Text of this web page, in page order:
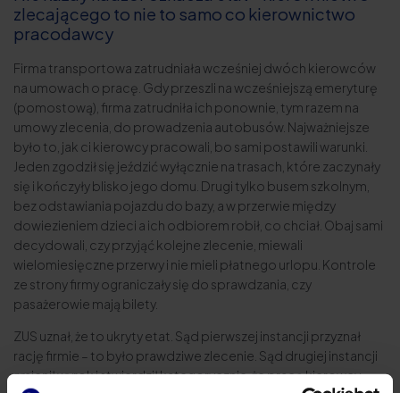
zlecającego to nie to samo co kierownictwo
pracodawcy
Firma transportowa zatrudniała wcześniej dwóch kierowców
na umowach o pracę. Gdy przeszli na wcześniejszą emeryturę
(pomostową), firma zatrudniła ich ponownie, tym razem na
umowy zlecenia, do prowadzenia autobusów. Najważniejsze
było to, jak ci kierowcy pracowali, bo sami postawili warunki.
Jeden zgodził się jeździć wyłącznie na trasach, które zaczynały
się i kończyły blisko jego domu. Drugi tylko busem szkolnym,
bez odstawiania pojazdu do bazy, a w przerwie między
dowiezieniem dzieci a ich odbiorem robił, co chciał. Obaj sami
decydowali, czy przyjąć kolejne zlecenie, miewali
wielomiesięczne przerwy i nie mieli płatnego urlopu. Kontrole
ze strony firmy ograniczały się do sprawdzania, czy
pasażerowie mają bilety.
ZUS uznał, że to ukryty etat. Sąd pierwszej instancji przyznał
rację firmie – to było prawdziwe zlecenie. Sąd drugiej instancji
zmienił wyrok i stwierdził kategorycznie, że pracę kierowcy